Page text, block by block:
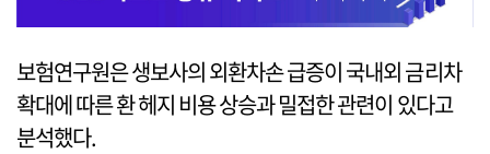
보험연구원은 생보사의 외환차손 급증이 국내외 금리차
확대에 따른 환 헤지 비용 상승과 밀접한 관련이 있다고
분석했다.